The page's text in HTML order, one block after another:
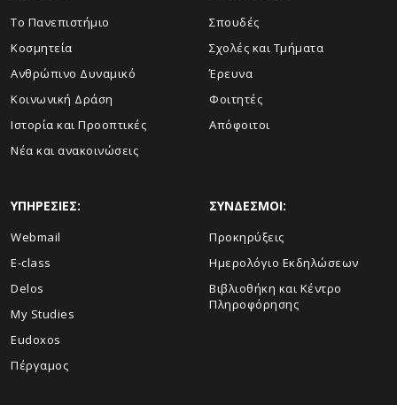
Το Πανεπιστήμιο
Κοσμητεία
Ανθρώπινο Δυναμικό
Κοινωνική Δράση
Ιστορία και Προοπτικές
Νέα και ανακοινώσεις
Σπουδές
Σχολές και Τμήματα
Έρευνα
Φοιτητές
Απόφοιτοι
ΥΠΗΡΕΣΙΕΣ:
Webmail
E-class
Delos
My Studies
Eudoxos
Πέργαμος
ΣΥΝΔΕΣΜΟΙ:
Προκηρύξεις
Ημερολόγιο Εκδηλώσεων
Βιβλιοθήκη και Κέντρο
Πληροφόρησης